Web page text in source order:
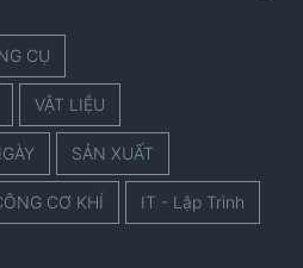
CỤ
VẬT LIỆU
SẢN XUẤT
CƠ KHÍ IT - Lập Trình